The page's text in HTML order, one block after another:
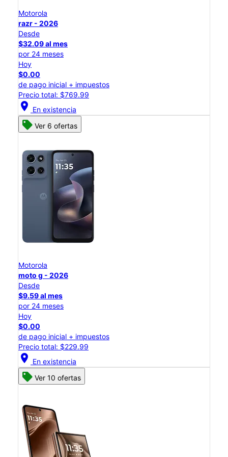
Motorola
razr - 2026
Desde
$32.09 al mes
por 24 meses
Hoy
$0.00
de pago inicial + impuestos
Precio total: $769.99
location_on En existencia
Ver 6 ofertas
Motorola
moto g - 2026
Desde
$9.59 al mes
por 24 meses
Hoy
$0.00
de pago inicial + impuestos
Precio total: $229.99
location_on En existencia
Ver 10 ofertas